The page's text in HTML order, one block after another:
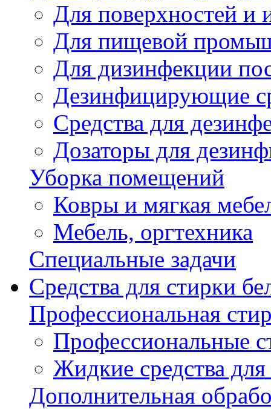
Для поверхностей и
Для пищевой
Для дизинфекции
Дезинфицирующие
Cредства для
Дозаторы для
Уборка помещений
Ковры и мягкая
Мебель, оргтехника
Специальные задачи
Средства для стирки
Профессиональная
Профессиональные
Жидкие средства
Дополнительная